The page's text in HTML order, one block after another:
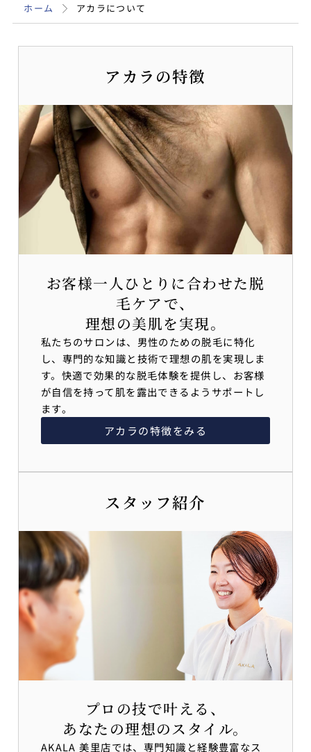
ホーム アカラについて
アカラの特徴
お客様一人ひとりに合わせた脱
毛ケアで、
理想の美肌を実現。
私たちのサロンは、男性のための脱毛に特化
し、専門的な知識と技術で理想の肌を実現しま
す。快適で効果的な脱毛体験を提供し、お客様
が自信を持って肌を露出できるようサポートし
ます。
アカラの特徴をみる
スタッフ紹介
プロの技で叶える、
あなたの理想のスタイル。
AKALA 美里店では、専門知識と経験豊富なス